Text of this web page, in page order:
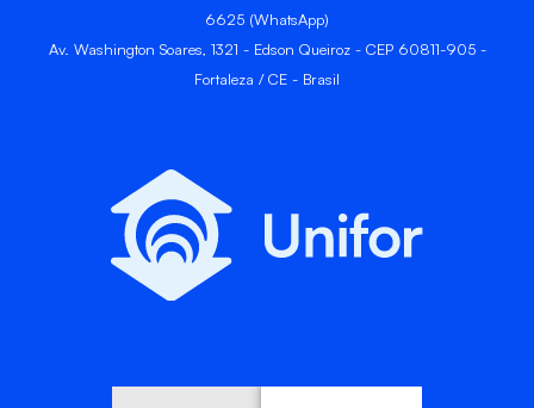
6625 (WhatsApp)
Av. Washington Soares, 1321 - Edson Queiroz - CEP 60811-905 -
Fortaleza / CE - Brasil